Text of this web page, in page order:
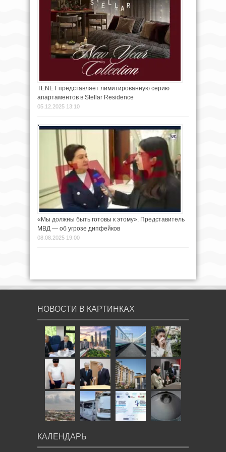
TENET представляет лимитированную серию
апартаментов в Stellar Residence
05.12.2025 13:10
«Мы должны быть готовы к этому». Представитель
МВД — об угрозе дипфейков
08.08.2025 19:00
НОВОСТИ В КАРТИНКАХ
КАЛЕНДАРЬ